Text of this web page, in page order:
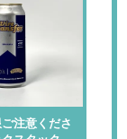
ご注意くださ